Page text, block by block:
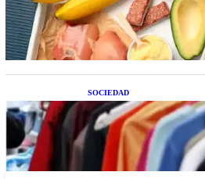
temporada que
SOCIEDAD
Las grandes marcas
tendencia de la ropa